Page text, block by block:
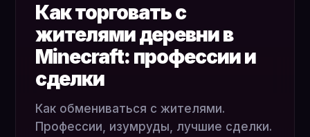
Как торговать с
жителями деревни в
Minecraft: профессии и
сделки
Как обмениваться с жителями.
Профессии, изумруды, лучшие сделки.